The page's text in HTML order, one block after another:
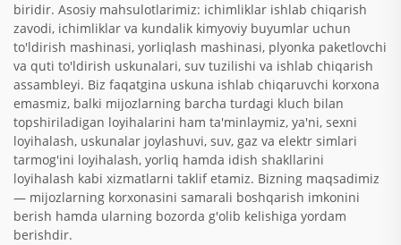
biridir. Asosiy mahsulotlarimiz: ichimliklar ishlab chiqarish
zavodi, ichimliklar va kundalik kimyoviy buyumlar uchun
to'ldirish mashinasi, yorliqlash mashinasi, plyonka paketlovchi
va quti to'ldirish uskunalari, suv tuzilishi va ishlab chiqarish
assambleyi. Biz faqatgina uskuna ishlab chiqaruvchi korxona
emasmiz, balki mijozlarning barcha turdagi kluch bilan
topshiriladigan loyihalarini ham ta'minlaymiz, ya'ni, sexni
loyihalash, uskunalar joylashuvi, suv, gaz va elektr simlari
tarmog'ini loyihalash, yorliq hamda idish shakllarini
loyihalash kabi xizmatlarni taklif etamiz. Bizning maqsadimiz
— mijozlarning korxonasini samarali boshqarish imkonini
berish hamda ularning bozorda g'olib kelishiga yordam
berishdir.